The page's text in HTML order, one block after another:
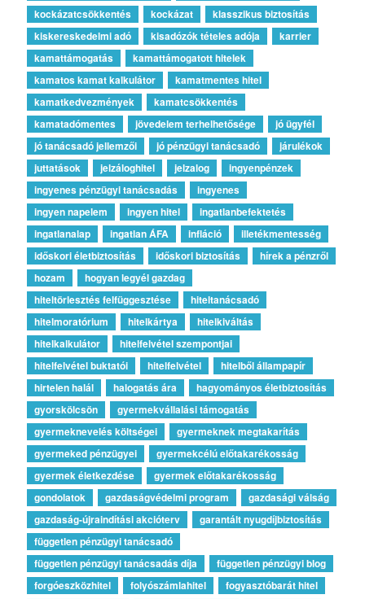
kockázatcsökkentés
kockázat
klasszikus biztosítás
kiskereskedelmi adó
kisadózók tételes adója
karrier
kamattámogatás
kamattámogatott hitelek
kamatos kamat kalkulátor
kamatmentes hitel
kamatkedvezmények
kamatcsökkentés
kamatadómentes
jövedelem terhelhetősége
jó ügyfél
jó tanácsadó jellemzői
jó pénzügyi tanácsadó
járulékok
juttatások
jelzáloghitel jelzalog
ingyenpénzek
ingyenes pénzügyi tanácsadás
ingyenes
ingyen napelem
ingyen hitel
ingatlanbefektetés
ingatlanalap
ingatlan ÁFA infláció
illetékmentesség
időskori életbiztosítás
időskori biztosítás
hírek a pénzről
hozam
hogyan legyél gazdag
hiteltörlesztés felfüggesztése
hiteltanácsadó
hitelmoratórium
hitelkártya
hitelkiváltás
hitelkalkulátor
hitelfelvétel szempontjai
hitelfelvétel buktatói
hitelfelvétel
hitelből állampapír
hirtelen halál
halogatás ára
hagyományos életbiztosítás
gyorskölcsön
gyermekvállalási támogatás
gyermeknevelés költségei
gyermeknek megtakarítás
gyermeked pénzügyei
gyermekcélú előtakarékosság
gyermek életkezdése
gyermek előtakarékosság
gondolatok
gazdaságvédelmi program
gazdasági válság
gazdaság-újraindítási akcióterv
garantált nyugdíjbiztosítás
független pénzügyi tanácsadó
független pénzügyi tanácsadás díja
független pénzügyi blog
forgóeszközhitel
folyószámlahitel
fogyasztóbarát hitel